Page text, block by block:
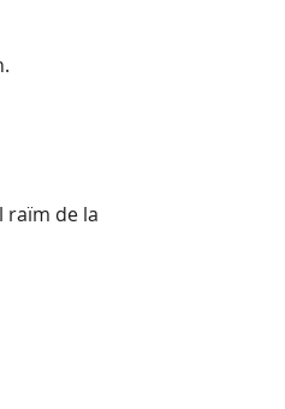
raïm de la